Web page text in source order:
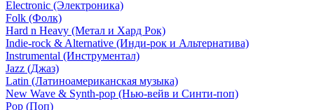
Electronic (Электроника)
Folk (Фолк)
Hard n Heavy (Метал и Хард Рок)
Indie-rock & Alternative (Инди-рок и Альтернатива)
Instrumental (Инструментал)
Jazz (Джаз)
Latin (Латиноамериканская музыка)
New Wave & Synth-pop (Нью-вейв и Синти-поп)
Pop (Поп)